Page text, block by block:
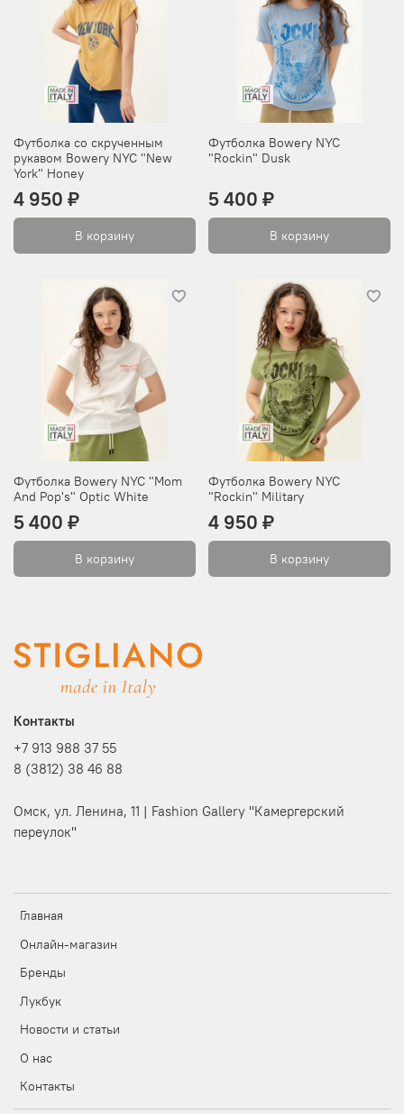
Футболка со скрученным
рукавом Bowery NYC "New
York" Honey
4 950 ₽
В корзину
Футболка Bowery NYC
"Rockin" Dusk
5 400 ₽
В корзину
Футболка Bowery NYC "Mom
And Pop's" Optic White
5 400 ₽
В корзину
Футболка Bowery NYC
"Rockin" Military
4 950 ₽
В корзину
Главная
Онлайн-магазин
Бренды
Лукбук
Новости и статьи
О нас
Контакты
Контакты
+7 913 988 37 55
8 (3812) 38 46 88
Омск, ул. Ленина, 11 | Fashion Gallery "Камергерский
переулок"